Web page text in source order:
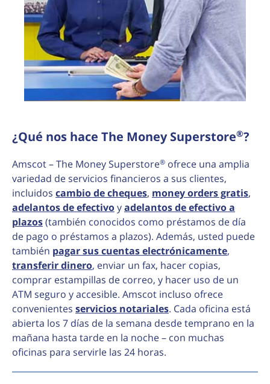
¿Qué nos hace The Money Superstore®?
Amscot – The Money Superstore® ofrece una amplia
variedad de servicios financieros a sus clientes,
incluidos cambio de cheques, money orders gratis,
adelantos de efectivoyadelantos de efectivo a
plazos(también conocidos como préstamos de día
de pago o préstamos a plazos). Además, usted puede
también pagar sus cuentas electrónicamente,
transferir dinero, enviar un fax, hacer copias,
comprar estampillas de correo, y hacer uso de un
ATM seguro y accesible. Amscot incluso ofrece
convenientes servicios notariales. Cada oficina está
abierta los 7 días de la semana desde temprano en la
mañana hasta tarde en la noche – con muchas
oficinas para servirle las 24 horas.